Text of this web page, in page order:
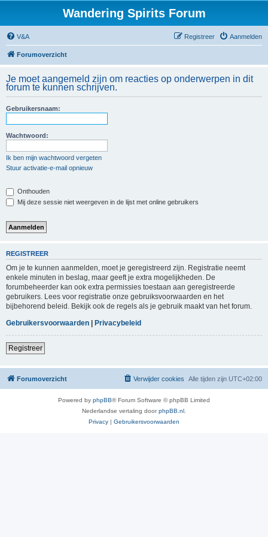
Wandering Spirits Forum
V&A Aanmelden
Registreer
Forumoverzicht
Je moet aangemeld zijn om reacties op onderwerpen in dit
forum te kunnen schrijven.
Gebruikersnaam:
Wachtwoord:
Ik ben mijn wachtwoord vergeten
Stuur activatie-e-mail opnieuw
Onthouden
Mij deze sessie niet weergeven in de lijst met online gebruikers
REGISTREER
Om je te kunnen aanmelden, moet je geregistreerd zijn. Registratie neemt
enkele minuten in beslag, maar geeft je extra mogelijkheden. De
forumbeheerder kan ook extra permissies toestaan aan geregistreerde
gebruikers. Lees voor registratie onze gebruiksvoorwaarden en het
bijbehorend beleid. Bekijk ook de regels als je gebruik maakt van het forum.
Gebruikersvoorwaarden | Privacybeleid
Registreer
Forumoverzicht Alle tijden zijn UTC+02:00
Verwijder cookies
Powered by phpBB® Forum Software © phpBB Limited
Nederlandse vertaling doorphpBB.nl
Privacy | Gebruikersvoorwaarden